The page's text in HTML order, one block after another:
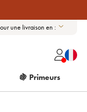
une livraison en :
🍇 Primeurs